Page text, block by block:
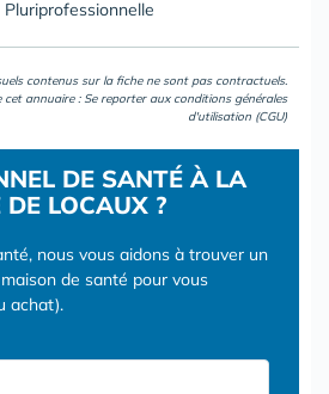
contenus sur la fiche ne sont pas contractuels.
annuaire : Se reporter aux conditions générales
d'utilisation (CGU)
DE SANTÉ À LA
DE LOCAUX ?
nous vous aidons à trouver un
de santé pour vous
achat).